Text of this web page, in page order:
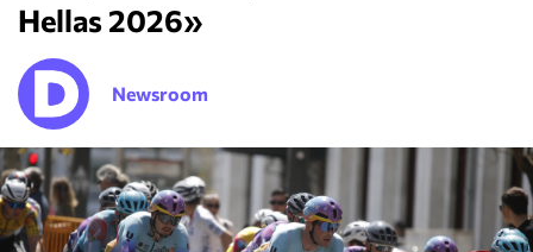
Hellas 2026»
Newsroom